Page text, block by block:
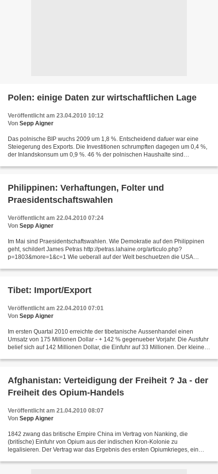
Polen: einige Daten zur wirtschaftlichen Lage
Veröffentlicht am 23.04.2010 10:12
Von Sepp Aigner
Das polnische BIP wuchs 2009 um 1,8 %. Entscheidend dafuer war eine
Steiegerung des Exports. Die Investitionen schrumpften dagegen um 0,4 %,
der Inlandskonsum um 0,9 %. 46 % der polnischen Haushalte sind
Philippinen: Verhaftungen, Folter und
Praesidentschaftswahlen
Veröffentlicht am 22.04.2010 07:24
Von Sepp Aigner
Im Mai sind Praesidentschaftswahlen. Wie Demokratie auf den Philippinen
geht, schildert James Petras http://petras.lahaine.org/articulo.php?
p=1803&more=1&c=1 Wie ueberall auf der Welt beschuetzen die USA
Tibet: Import/Export
Veröffentlicht am 22.04.2010 07:01
Von Sepp Aigner
Im ersten Quartal 2010 erreichte der tibetanische Aussenhandel einen
Umsatz von 175 Millionen Dollar - + 142 % gegenueber Vorjahr. Die Ausfuhr
belief sich auf 142 Millionen Dollar, die Einfuhr auf 33 Millionen. Der kleine
Afghanistan: Verteidigung der Freiheit ? Ja - der
Freiheit des Opium-Handels
Veröffentlicht am 21.04.2010 08:07
Von Sepp Aigner
1842 zwang das britische Empire China im Vertrag von Nanking, die
(britísche) Einfuhr von Opium aus der indischen Kron-Kolonie zu
legalisieren. Der Vertrag war das Ergebnis des ersten Opiumkrieges, ein